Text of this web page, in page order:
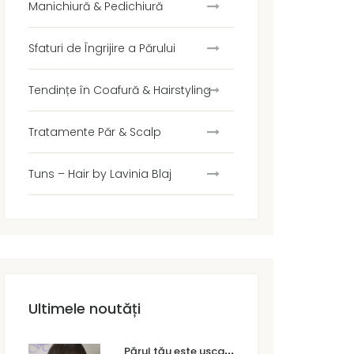
Manichiură & Pedichiură
Sfaturi de Îngrijire a Părului
Tendințe în Coafură & Hairstyling
Tratamente Păr & Scalp
Tuns – Hair by Lavinia Blaj
Ultimele noutăți
P
ărul tău este uscat sau degradat? Cum faci diferența și ce tratament are nevoie